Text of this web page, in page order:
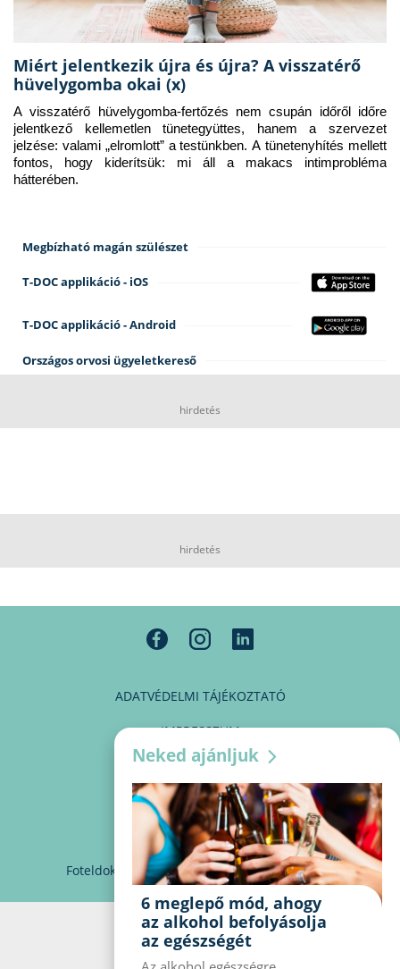
Miért jelentkezik újra és újra? A visszatérő
hüvelygomba okai (x)
A visszatérő hüvelygomba-fertőzés nem csupán időről időre
jelentkező kellemetlen tünetegyüttes, hanem a szervezet
jelzése: valami „elromlott” a testünkben. A tünetenyhítés mellett
fontos, hogy kiderítsük: mi áll a makacs intimprobléma
hátterében.
Megbízható magán szülészet
T-DOC applikáció - iOS
T-DOC applikáció - Android
Országos orvosi ügyeletkereső
hirdetés
hirdetés
ADATVÉDELMI TÁJÉKOZTATÓ
IMPRESSZUM
MÉDIAAJÁNLAT
PARTNEREINK
KAPCSOLAT
Foteldoki info@foteldoki.hu Süti beállítások
Neked ajánljuk
6 meglepő mód, ahogy
az alkohol befolyásolja
az egészségét